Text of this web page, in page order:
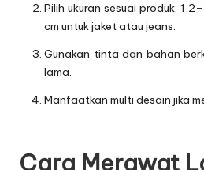
Pilih ukuran sesuai produk:
cm untuk jaket atau jeans.
Gunakan tinta dan bahan
lama.
Manfaatkan multi desain jika
Cara Merawat